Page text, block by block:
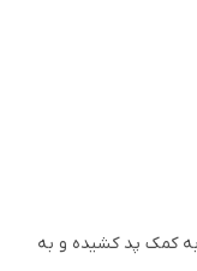
کمک پد کشیده و به